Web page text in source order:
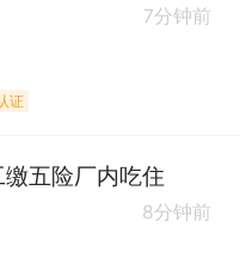
7分钟前
证
五险厂内吃住
8分钟前